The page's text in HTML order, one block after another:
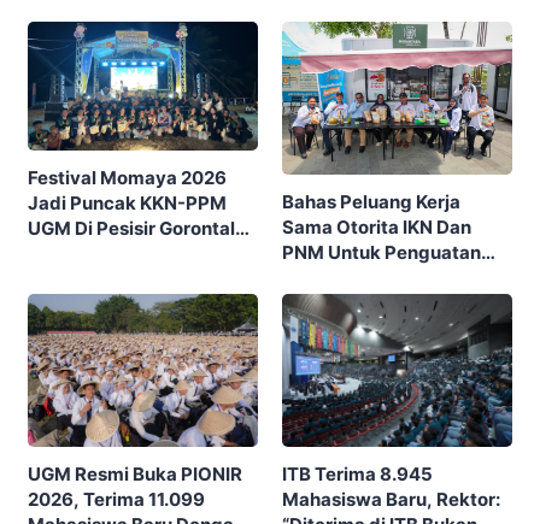
Festival Momaya 2026
Jadi Puncak KKN-PPM
UGM Di Pesisir Gorontalo,
Bahas Peluang Kerja
Sama Otorita IKN Dan
PNM Untuk Penguatan
Nusantara
UGM Resmi Buka PIONIR
2026, Terima 11.099
ITB Terima 8.945
Mahasiswa Baru, Rektor: